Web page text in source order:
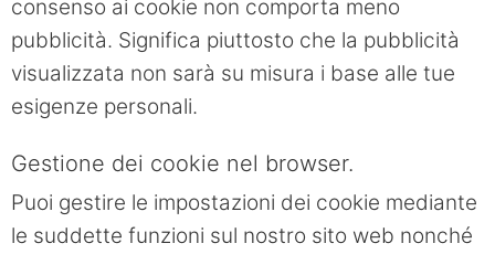
consenso ai cookie non comporta meno
pubblicità. Significa piuttosto che la pubblicità
visualizzata non sarà su misura i base alle tue
esigenze personali.
Gestione dei cookie nel browser.
Puoi gestire le impostazioni dei cookie mediante
le suddette funzioni sul nostro sito web nonché